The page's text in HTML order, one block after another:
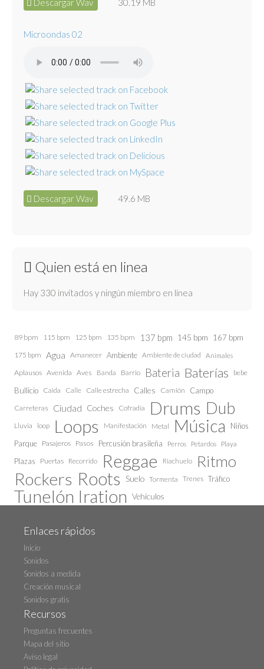
Descargar Wav 30.19 MB
Microondas 02
Descargar Wav 49.6 MB
Quien está en linea
Hay 330 invitados y ningún miembro en línea
89 bpm 115 bpm 125 bpm 135 bpm 137 bpm 145 bpm 167 bpm
175 bpm Agua Amanecer Ambiente Ambiente de ciudad Animales
Aplausos Avenida Aves Banda Barrio Bateria Baterías bebe
Bullicio Caida Calle Calle estrecha Calles Camión Campo
Carreteras Ciudad Coches Cofradía Drums Dub
Lluvia loop Loops Manifestación Metal Música
Niños
Parque Pasajeros Pasos Percusión brasileña Perros Petardos Playa
Plazas Puertas Recorrido Reggae Riachuelo Ritmo
Rockers Roots Suelo Tormenta Trenes Tráfico
Tunelón Iration Vehículos
Enlaces rápidos
Inicio
Sonidos
Sonidos a medida
Creación musical
Sonidos gratis
Recursos
Preguntas frecuentes
Mapa del sitio
Aviso legal